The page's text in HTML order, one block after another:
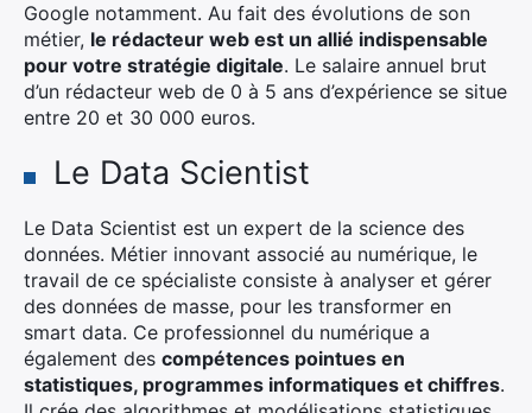
Google notamment. Au fait des évolutions de son
métier, le rédacteur web est un allié indispensable
pour votre stratégie digitale. Le salaire annuel brut
d’un rédacteur web de 0 à 5 ans d’expérience se situe
entre 20 et 30 000 euros.
Le Data Scientist
Le Data Scientist est un expert de la science des
données. Métier innovant associé au numérique, le
travail de ce spécialiste consiste à analyser et gérer
des données de masse, pour les transformer en
smart data. Ce professionnel du numérique a
également des compétences pointues en
statistiques, programmes informatiques et chiffres.
Rechercher
: